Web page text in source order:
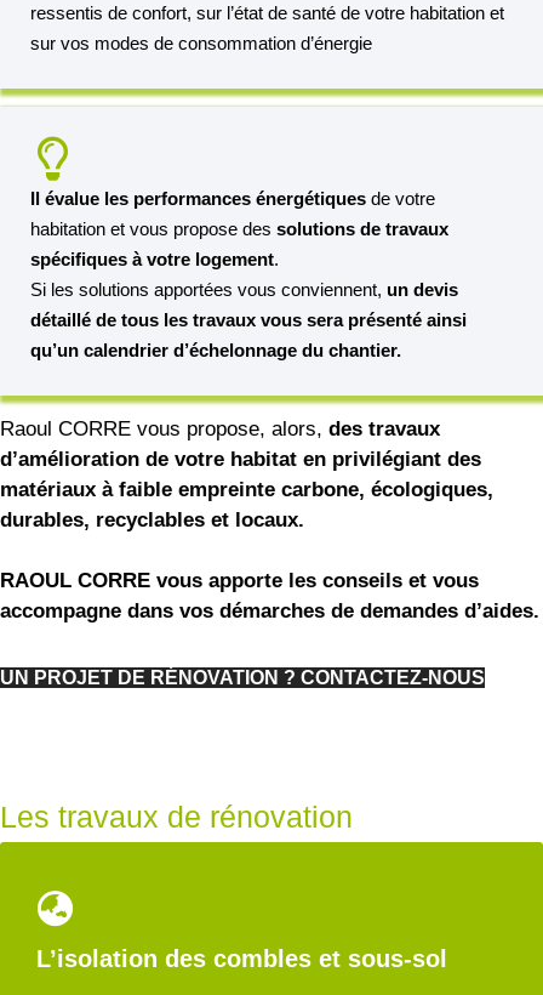
ressentis de confort, sur l’état de santé de votre habitation et
sur vos modes de consommation d’énergie
Il évalue les performances énergétiques de votre
habitation et vous propose des solutions de travaux
spécifiques à votre logement.
Si les solutions apportées vous conviennent, un devis
détaillé de tous les travaux vous sera présenté ainsi
qu’un calendrier d’échelonnage du chantier.
Raoul CORRE vous propose, alors, des travaux
d’amélioration de votre habitat en privilégiant des
matériaux à faible empreinte carbone, écologiques,
durables, recyclables et locaux.
RAOUL CORRE vous apporte les conseils et vous
accompagne dans vos démarches de demandes d’aides.
UN PROJET DE RÉNOVATION ? CONTACTEZ-NOUS
Les travaux de rénovation
L’isolation des combles et sous-sol